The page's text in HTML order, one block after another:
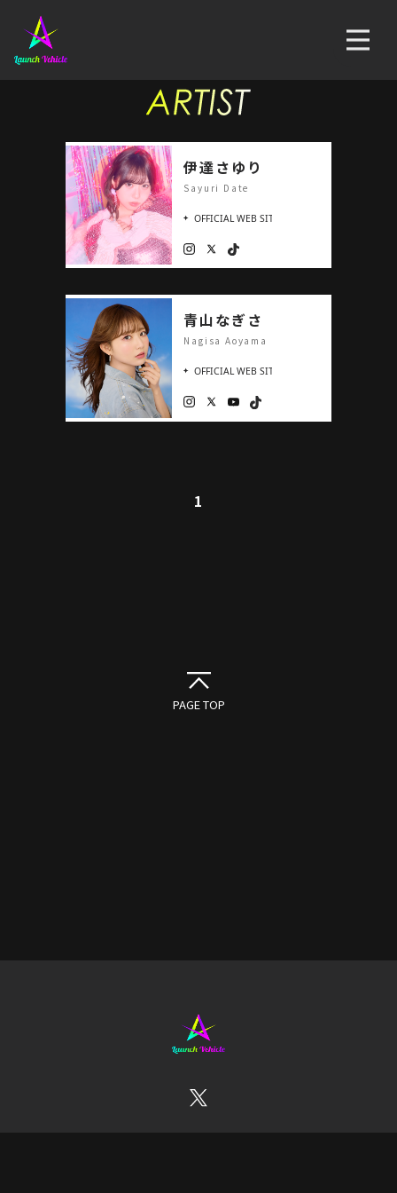
伊達さゆり
Sayuri Date
青山なぎさ
Nagisa Aoyama
1
PAGE TOP